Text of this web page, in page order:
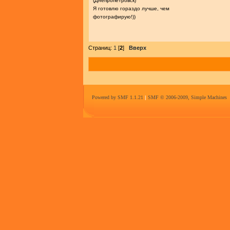
Я готовлю гораздо лучше, чем
фотографирую!))
Страниц: 1 [2] Вверх
Powered by SMF 1.1.21 | SMF © 2006-2009, Simple Machines